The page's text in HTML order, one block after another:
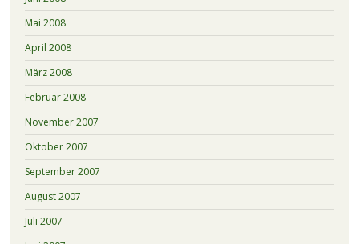
Mai 2008
April 2008
März 2008
Februar 2008
November 2007
Oktober 2007
September 2007
August 2007
Juli 2007